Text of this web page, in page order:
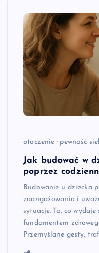
otoczenie pewność
Jak budować w
poprzez
Budowanie u dziecka
zaangażowania i
sytuacje. To, co
fundamentem
Przemyślane gesty,